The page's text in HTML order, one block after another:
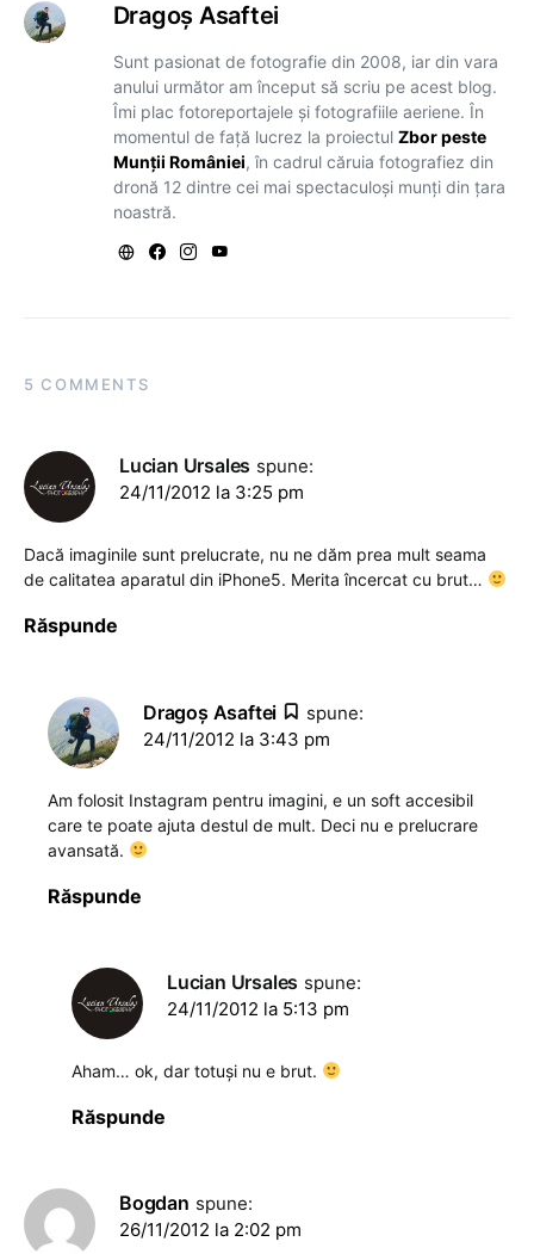
Dragoş Asaftei
Sunt pasionat de fotografie din 2008, iar din vara
anului următor am început să scriu pe acest blog.
Îmi plac fotoreportajele și fotografiile aeriene. În
momentul de față lucrez la proiectul Zbor peste
Munții României, în cadrul căruia fotografiez din
dronă 12 dintre cei mai spectaculoși munți din țara
noastră.
5 COMMENTS
Lucian Ursales spune:
24/11/2012 la 3:25 pm
Dacă imaginile sunt prelucrate, nu ne dăm prea mult seama
de calitatea aparatul din iPhone5. Merita încercat cu brut…
Răspunde
Dragoş Asaftei
spune:
24/11/2012 la 3:43 pm
Am folosit Instagram pentru imagini, e un soft accesibil
care te poate ajuta destul de mult. Deci nu e prelucrare
avansată.
Răspunde
Lucian Ursales spune:
24/11/2012 la 5:13 pm
Aham… ok, dar totuși nu e brut.
Răspunde
Bogdan spune:
26/11/2012 la 2:02 pm